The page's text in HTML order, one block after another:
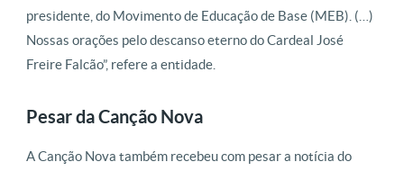
presidente, do Movimento de Educação de Base (MEB). (…)
Nossas orações pelo descanso eterno do Cardeal José
Freire Falcão”, refere a entidade.
Pesar da Canção Nova
A Canção Nova também recebeu com pesar a notícia do